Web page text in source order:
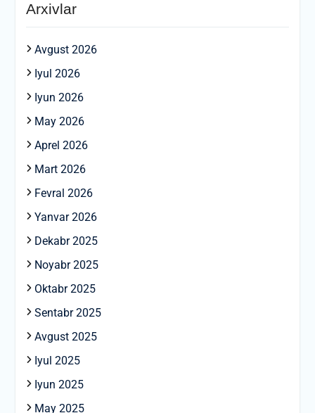
Arxivlar
Avgust 2026
Iyul 2026
Iyun 2026
May 2026
Aprel 2026
Mart 2026
Fevral 2026
Yanvar 2026
Dekabr 2025
Noyabr 2025
Oktabr 2025
Sentabr 2025
Avgust 2025
Iyul 2025
Iyun 2025
May 2025